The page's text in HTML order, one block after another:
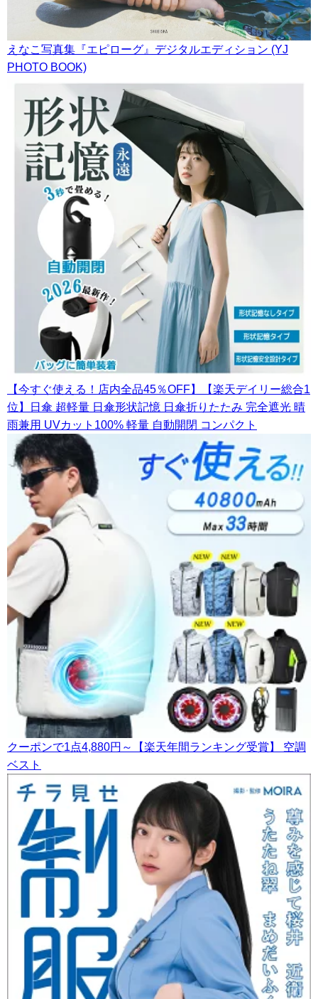
えなこ写真集『エピローグ』デジタルエディション (YJ
PHOTO BOOK)
【今すぐ使える！店内全品45％OFF】【楽天デイリー総合1
位】日傘 超軽量 日傘形状記憶 日傘折りたたみ 完全遮光 晴
雨兼用 UVカット100% 軽量 自動開閉 コンパクト
クーポンで1点4,880円～【楽天年間ランキング受賞】 空調
ベスト